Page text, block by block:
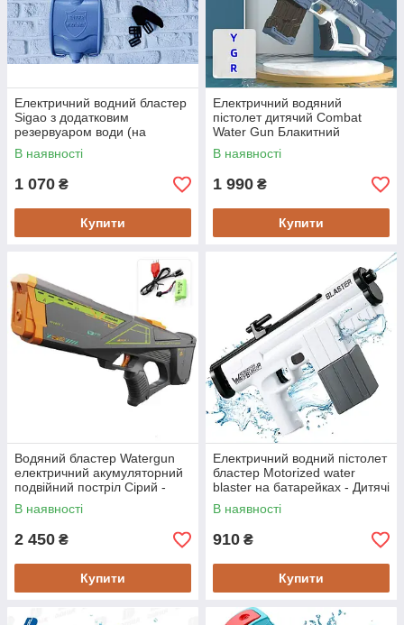
Електричний водний бластер
Sigao з додатковим
резервуаром води (на
батарейках) - Дитячі іграшки
В наявності
1 070 ₴
Купити
Електричний водяний
пістолет дитячий Combat
Water Gun Блакитний
В наявності
1 990 ₴
Купити
Водяний бластер Watergun
електричний акумуляторний
подвійний постріл Сірий -
Дитячі іграшки
В наявності
2 450 ₴
Купити
Електричний водний пістолет
бластер Motorized water
blaster на батарейках - Дитячі
іграшки
В наявності
910 ₴
Купити